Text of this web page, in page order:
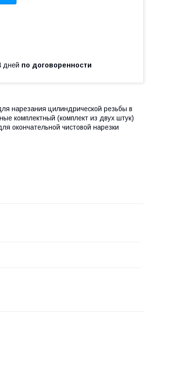
дней по договоренности
нарезания цилиндрической резьбы в
комплектный (комплект из двух штук)
окончательной чистовой нарезки